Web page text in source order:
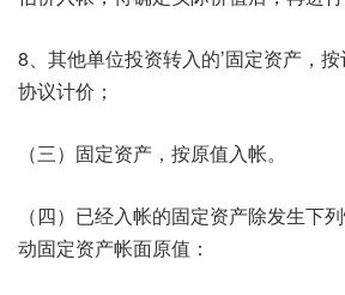
8、其他单位投资转入的’固定资产，按
协议计价；
（三）固定资产，按原值入帐。
（四）已经入帐的固定资产除发生下
动固定资产帐面原值：